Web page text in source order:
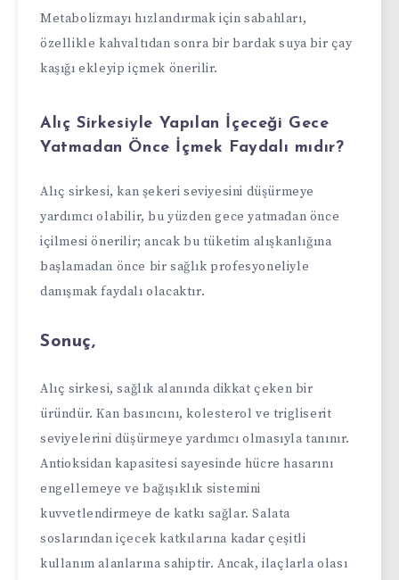
Metabolizmayı hızlandırmak için sabahları,
özellikle kahvaltıdan sonra bir bardak suya bir çay
kaşığı ekleyip içmek önerilir.
Alıç Sirkesiyle Yapılan İçeceği Gece
Yatmadan Önce İçmek Faydalı mıdır?
Alıç sirkesi, kan şekeri seviyesini düşürmeye
yardımcı olabilir, bu yüzden gece yatmadan önce
içilmesi önerilir; ancak bu tüketim alışkanlığına
başlamadan önce bir sağlık profesyoneliyle
danışmak faydalı olacaktır.
Sonuç,
Alıç sirkesi, sağlık alanında dikkat çeken bir
üründür. Kan basıncını, kolesterol ve trigliserit
seviyelerini düşürmeye yardımcı olmasıyla tanınır.
Antioksidan kapasitesi sayesinde hücre hasarını
engellemeye ve bağışıklık sistemini
kuvvetlendirmeye de katkı sağlar. Salata
soslarından içecek katkılarına kadar çeşitli
kullanım alanlarına sahiptir. Ancak, ilaçlarla olası